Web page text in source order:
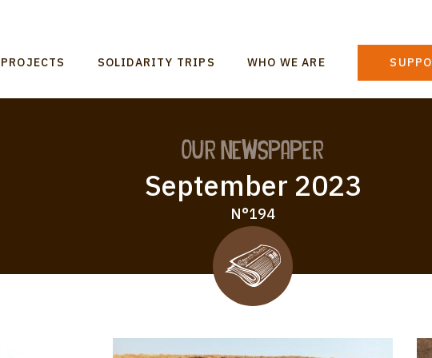
Main
navigation
PROJECTS SOLIDARITY TRIPS WHO WE ARE
Our Newspaper
September 2023
N°194